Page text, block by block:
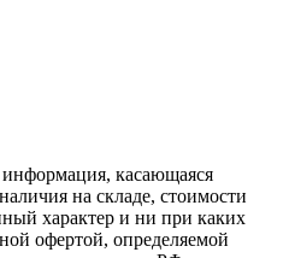
информация, касающаяся
на складе, стоимости
характер и ни при каких
офертой, определяемой